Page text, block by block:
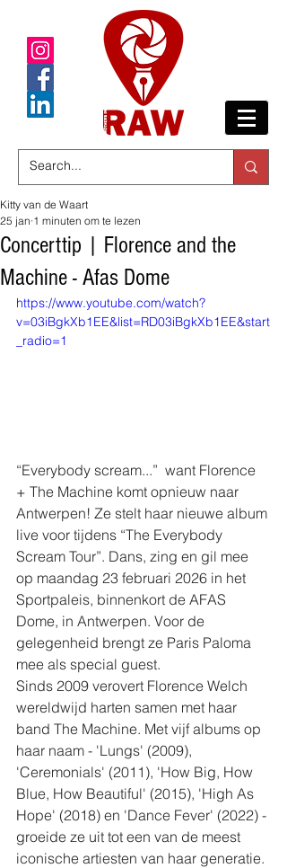
Concerttip | Florence and the
Machine - Afas Dome
Kitty van de Waart
25 jan 1 minuten om te lezen
https://www.youtube.com/watch?
v=03iBgkXb1EE&list=RD03iBgkXb1EE&start
_radio=1
“Everybody scream...” ​ want Florence
+ The Machine komt opnieuw naar
Antwerpen! Ze stelt haar nieuwe album
live voor tijdens “The Everybody
Scream Tour”. Dans, zing en gil mee
op maandag 23 februari 2026 in het
Sportpaleis, binnenkort de AFAS
Dome, in Antwerpen. Voor de
gelegenheid brengt ze Paris Paloma
mee als special guest.
Sinds 2009 verovert Florence Welch
wereldwijd harten samen met haar
band The Machine. Met vijf albums op
haar naam - 'Lungs' (2009),
'Ceremonials' (2011), 'How Big, How
Blue, How Beautiful' (2015), 'High As
Hope' (2018) en 'Dance Fever' (2022) -
groeide ze uit tot een van de meest
iconische artiesten van haar generatie.